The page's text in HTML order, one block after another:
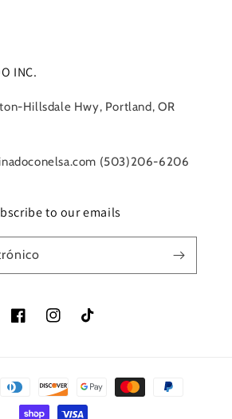
INC.
Hillsdale Hwy, Portland, OR
(503)206-6206
to our emails
FacebookInstagramTikTok